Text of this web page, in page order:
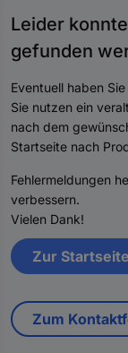
Leider
gefunden
Eventuell haben
Sie nutzen ein
nach dem
Startseite nach
Fehlermeldungen
verbessern.
Vielen Dank!
Zur Startseite
Zum